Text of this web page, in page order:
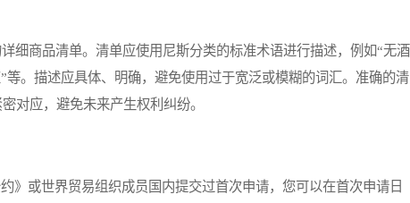
商品清单。清单应使用尼斯分类的标准术语进行描述，例如“无酒
等。描述应具体、明确，避免使用过于宽泛或模糊的词汇。准确的清
对应，避免未来产生权利纠纷。
或世界贸易组织成员国内提交过首次申请，您可以在首次申请日